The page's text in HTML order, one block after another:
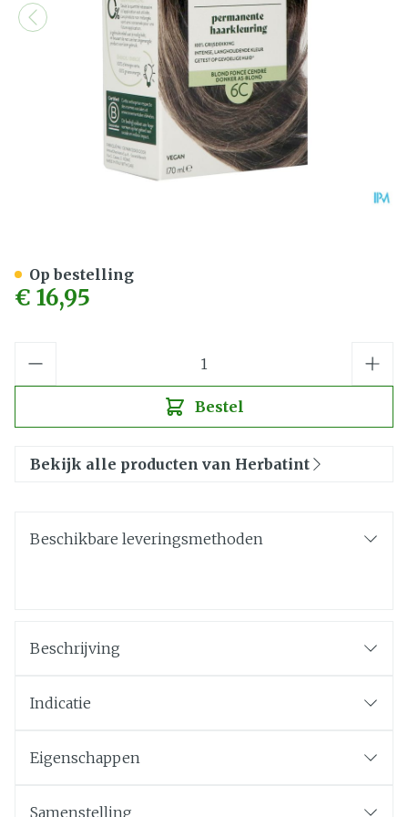
€ 16,95
Bestel
Op bestelling
Bekijk alle producten van Herbatint
Beschikbare leveringsmethoden
Beschrijving
Indicatie
Eigenschappen
Samenstelling